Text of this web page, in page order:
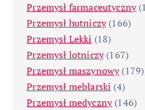
Przemysł farmaceutyczny
Przemysł hutniczy(166)
Przemysł Lekki (18)
Przemysł lotniczy(167)
Przemysł maszynowy(179)
Przemysł meblarski (4)
Przemysł medyczny(146)